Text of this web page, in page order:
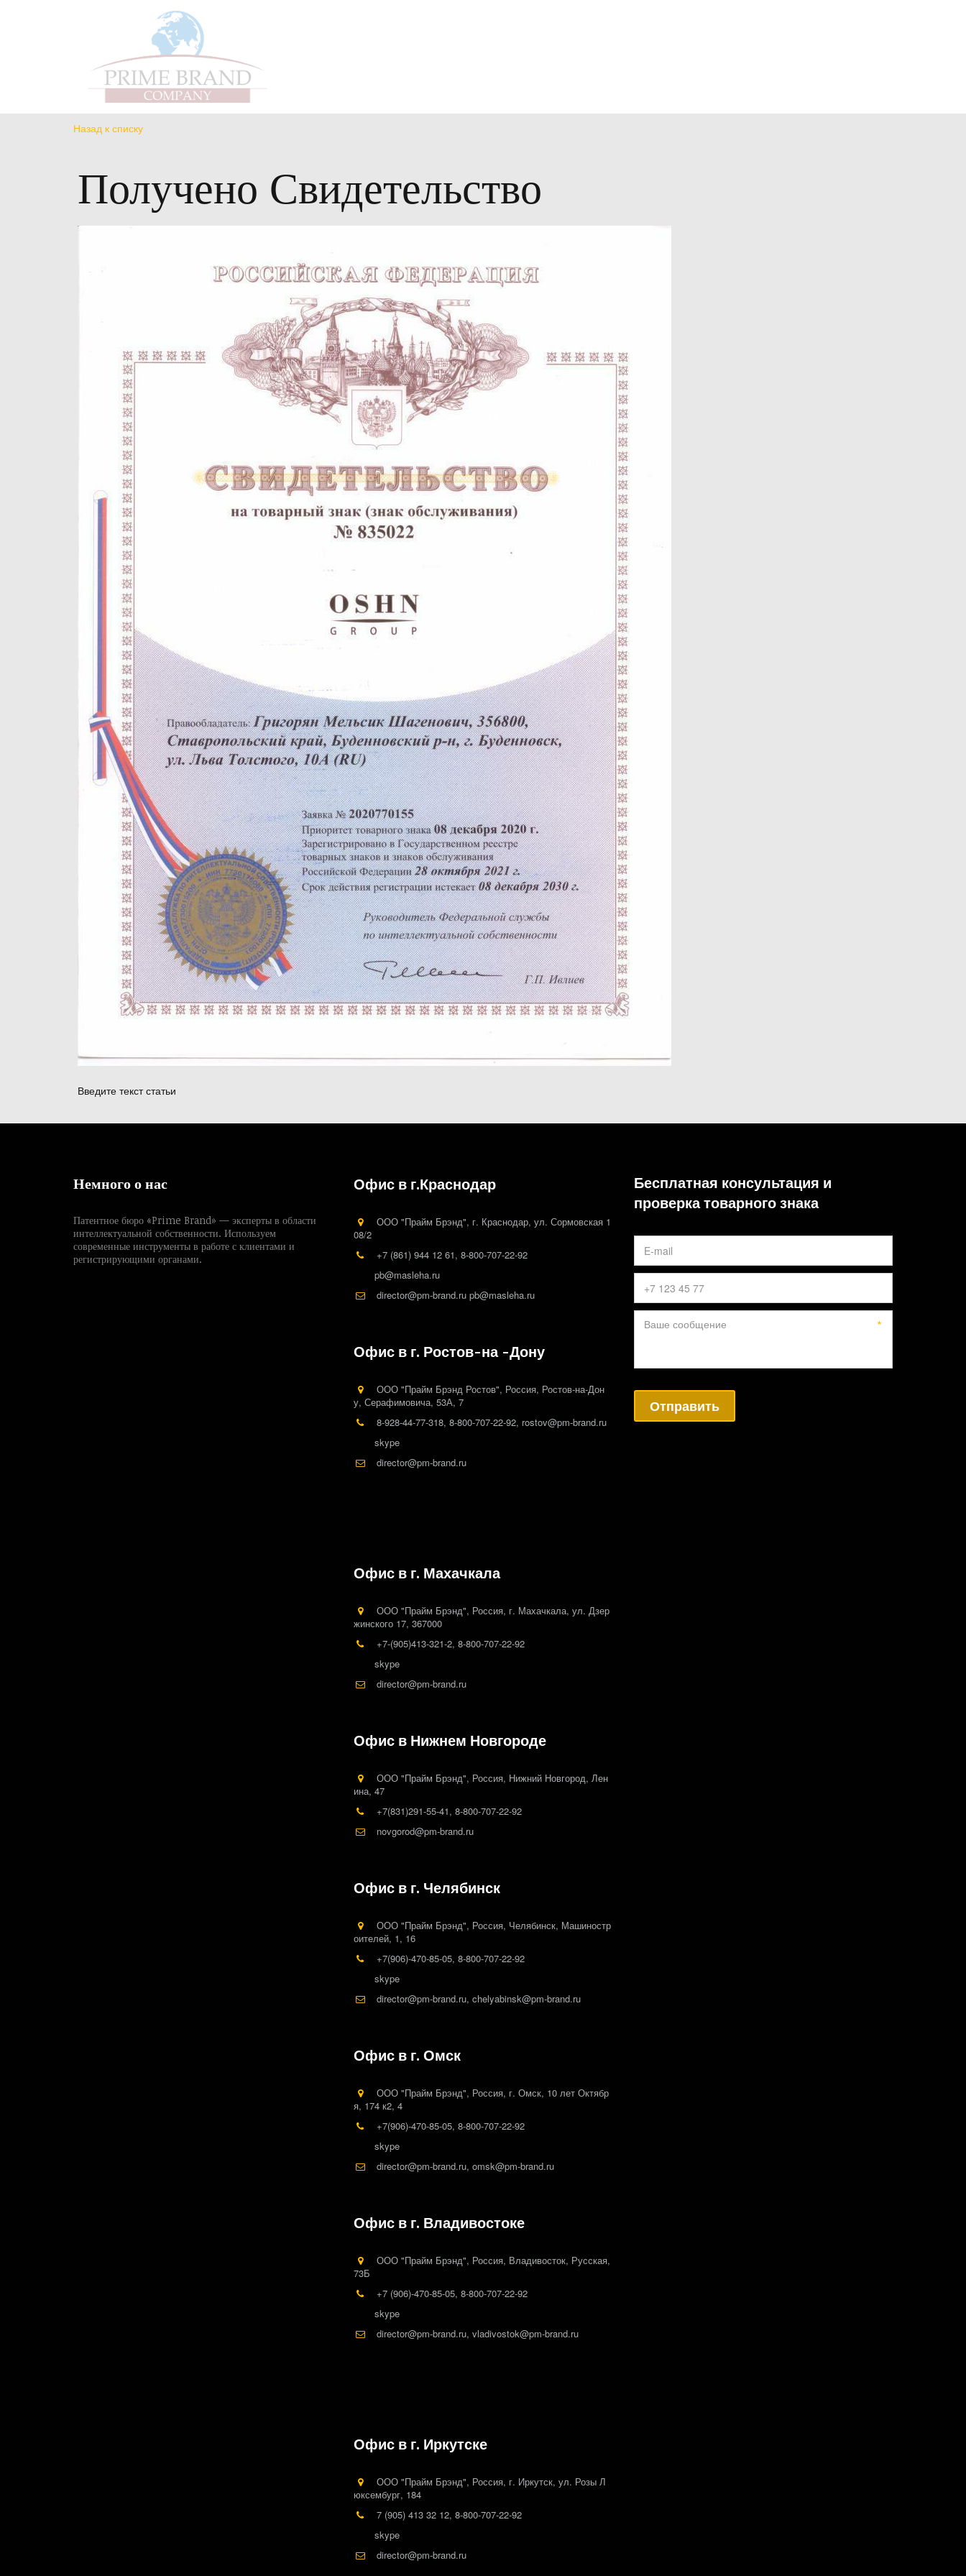
Назад к списку
Получено Свидетельство
Введите текст статьи
Немного о нас
Патентное бюро «Prime Brand» — эксперты в области
интеллектуальной собственности. Используем
современные инструменты в работе с клиентами и
регистрирующими органами.
Офис в г.Краснодар
ООО "Прайм Брэнд", г. Краснодар, ул. Сормовская 1
08/2
+7 (861) 944 12 61, 8-800-707-22-92
pb@masleha.ru
director@pm-brand.ru pb@masleha.ru
Офис в г. Ростов-на -Дону
ООО "Прайм Брэнд Ростов", Россия, Ростов-на-Дон
у, Серафимовича, 53А, 7
8-928-44-77-318, 8-800-707-22-92, rostov@pm-brand.ru
skype
director@pm-brand.ru
Офис в г. Махачкала
ООО "Прайм Брэнд", Россия, г. Махачкала, ул. Дзер
жинского 17, 367000
+7-(905)413-321-2, 8-800-707-22-92
skype
director@pm-brand.ru
Офис в Нижнем Новгороде
ООО "Прайм Брэнд", Россия, Нижний Новгород, Лен
ина, 47
+7(831)291-55-41, 8-800-707-22-92
novgorod@pm-brand.ru
Офис в г. Челябинск
ООО "Прайм Брэнд", Россия, Челябинск, Машиностр
оителей, 1, 16
+7(906)-470-85-05, 8-800-707-22-92
skype
director@pm-brand.ru, chelyabinsk@pm-brand.ru
Офис в г. Омск
ООО "Прайм Брэнд", Россия, г. Омск, 10 лет Октябр
я, 174 к2, 4
+7(906)-470-85-05, 8-800-707-22-92
skype
director@pm-brand.ru, omsk@pm-brand.ru
Офис в г. Владивостоке
ООО "Прайм Брэнд", Россия, Владивосток, Русская,
73Б
+7 (906)-470-85-05, 8-800-707-22-92
skype
director@pm-brand.ru, vladivostok@pm-brand.ru
Офис в г. Иркутске
ООО "Прайм Брэнд", Россия, г. Иркутск, ул. Розы Л
юксембург, 184
7 (905) 413 32 12, 8-800-707-22-92
skype
director@pm-brand.ru
Бесплатная консультация и
проверка товарного знака
*
Отправить